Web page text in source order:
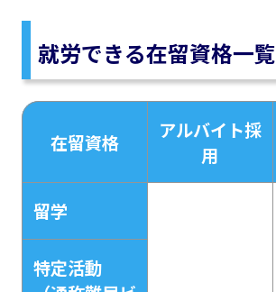
就労できる在留資格一覧
在留資格
アルバイト採
用
留学
特定活動